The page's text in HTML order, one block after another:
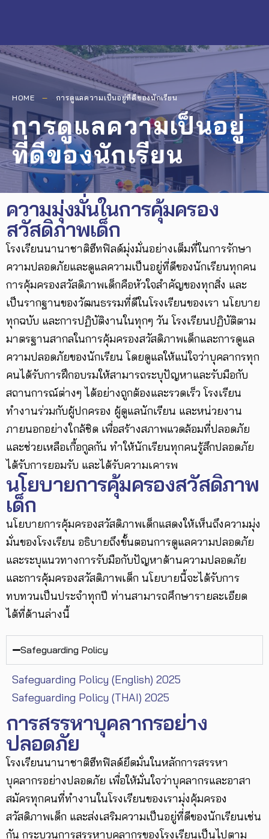
HOME การดูแลความเป็นอยู่ที่ดีของนักเรียน
การดูแลความเป็นอยู่
ที่ดีของนักเรียน
ความมุ่งมั่นในการคุ้มครอง
สวัสดิภาพเด็ก
โรงเรียนนานาชาติฮีทฟิลด์มุ่งมั่นอย่างเต็มที่ในการรักษา
ความปลอดภัยและดูแลความเป็นอยู่ที่ดีของนักเรียนทุกคน
การคุ้มครองสวัสดิภาพเด็กคือหัวใจสำคัญของทุกสิ่ง และ
เป็นรากฐานของวัฒนธรรมที่ดีในโรงเรียนของเรา นโยบาย
ทุกฉบับ และการปฏิบัติงานในทุกๆ วัน โรงเรียนปฏิบัติตาม
มาตรฐานสากลในการคุ้มครองสวัสดิภาพเด็กและการดูแล
ความปลอดภัยของนักเรียน โดยดูแลให้แน่ใจว่าบุคลากรทุก
คนได้รับการฝึกอบรมให้สามารถระบุปัญหาและรับมือกับ
สถานการณ์ต่างๆ ได้อย่างถูกต้องและรวดเร็ว โรงเรียน
ทำงานร่วมกับผู้ปกครอง ผู้ดูแลนักเรียน และหน่วยงาน
ภายนอกอย่างใกล้ชิด เพื่อสร้างสภาพแวดล้อมที่ปลอดภัย
และช่วยเหลือเกื้อกูลกัน ทำให้นักเรียนทุกคนรู้สึกปลอดภัย
ได้รับการยอมรับ และได้รับความเคารพ
นโยบายการคุ้มครองสวัสดิภาพ
เด็ก
นโยบายการคุ้มครองสวัสดิภาพเด็กแสดงให้เห็นถึงความมุ่ง
มั่นของโรงเรียน อธิบายถึงขั้นตอนการดูแลความปลอดภัย
และระบุแนวทางการรับมือกับปัญหาด้านความปลอดภัย
และการคุ้มครองสวัสดิภาพเด็ก นโยบายนี้จะได้รับการ
ทบทวนเป็นประจำทุกปี ท่านสามารถศึกษารายละเอียด
ได้ที่ด้านล่างนี้
Safeguarding Policy
Safeguarding Policy (English) 2025
Safeguarding Policy (THAI) 2025
การสรรหาบุคลากรอย่าง
ปลอดภัย
โรงเรียนนานาชาติฮีทฟิลด์ยึดมั่นในหลักการสรรหา
บุคลากรอย่างปลอดภัย เพื่อให้มั่นใจว่าบุคลากรและอาสา
สมัครทุกคนที่ทำงานในโรงเรียนของเรามุ่งคุ้มครอง
สวัสดิภาพเด็ก และส่งเสริมความเป็นอยู่ที่ดีของนักเรียนเช่น
กัน กระบวนการสรรหาบุคลากรของโรงเรียนเป็นไปตาม